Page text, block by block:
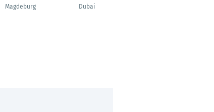
Magdeburg
Dubai